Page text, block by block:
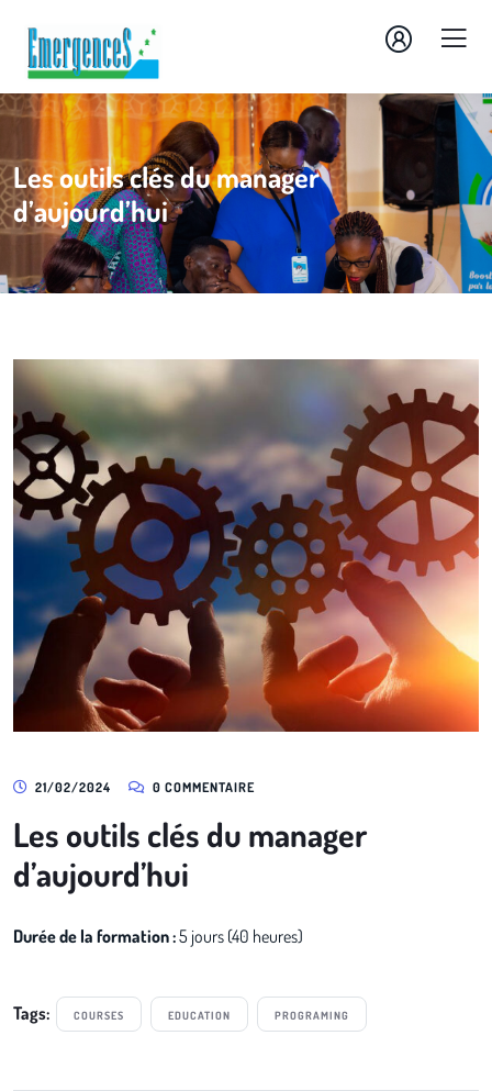
Les outils clés du manager
d’aujourd’hui
21/02/2024 0 COMMENTAIRE
Les outils clés du manager
d’aujourd’hui
Durée de la formation :5 jours (40 heures)
Tags: COURSES EDUCATION PROGRAMING